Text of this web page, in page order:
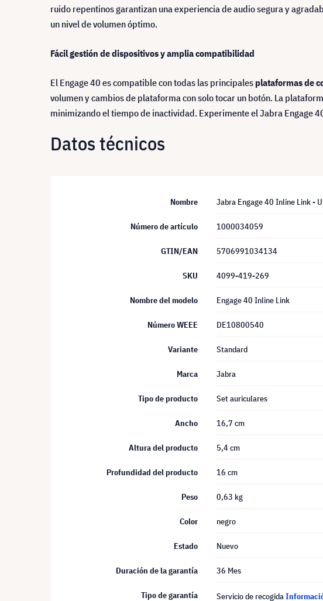
ruido repentinos garantizan una experiencia de audio segura y
un nivel de volumen óptimo.
Fácil gestión de dispositivos y amplia compatibilidad
El Engage 40 es compatible con todas las principales plataformas de
volumen y cambios de plataforma con solo tocar un botón. La
minimizando el tiempo de inactividad. Experimente el Jabra Engage
Datos técnicos
Nombre Jabra Engage 40 Inline Link -
Número de artículo 1000034059
GTIN/EAN 5706991034134
SKU 4099-419-269
Nombre del modelo Engage 40 Inline Link
Número WEEE DE10800540
Variante Standard
Marca Jabra
Tipo de producto Set auriculares
Ancho 16,7 cm
Altura del producto 5,4 cm
Profundidad del producto 16 cm
Peso 0,63 kg
Color negro
Estado Nuevo
Duración de la garantía 36 Mes
Tipo de garantía Servicio de recogida